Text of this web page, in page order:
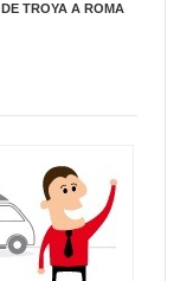
DE TROYA A ROMA